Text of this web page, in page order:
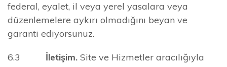
federal, eyalet, il veya yerel yasalara veya
düzenlemelere aykırı olmadığını beyan ve
garanti ediyorsunuz.
6.3 İletişim. Site ve Hizmetler aracılığıyla